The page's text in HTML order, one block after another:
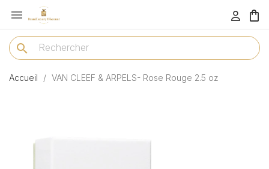
menu 
search
Accueil VAN CLEEF & ARPELS- Rose Rouge 2.5 oz